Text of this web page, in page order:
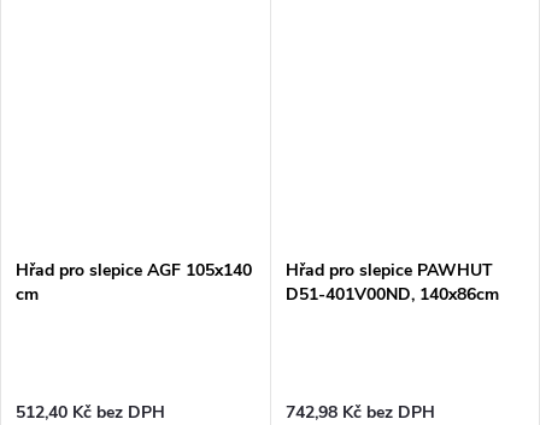
Hřad pro slepice AGF 105x140
cm
512,40 Kč bez DPH
Hřad pro slepice PAWHUT
D51-401V00ND, 140x86cm
742,98 Kč bez DPH